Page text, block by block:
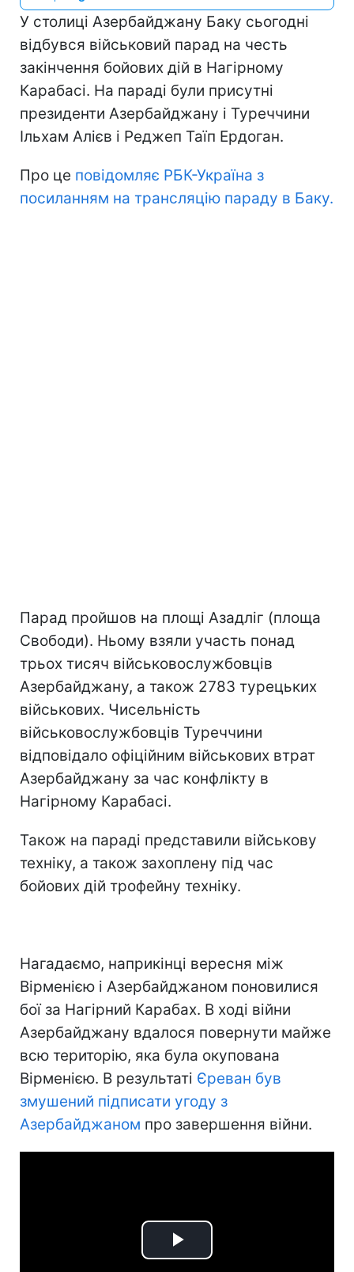
У столиці Азербайджану Баку сьогодні
відбувся військовий парад на честь
закінчення бойових дій в Нагірному
Карабасі. На параді були присутні
президенти Азербайджану і Туреччини
Ільхам Алієв і Реджеп Таїп Ердоган.
Про це повідомляє РБК-Україна з
посиланням на трансляцію параду в Баку.
Парад пройшов на площі Азадліг (площа
Свободи). Ньому взяли участь понад
трьох тисяч військовослужбовців
Азербайджану, а також 2783 турецьких
військових. Чисельність
військовослужбовців Туреччини
відповідало офіційним військових втрат
Азербайджану за час конфлікту в
Нагірному Карабасі.
Також на параді представили військову
техніку, а також захоплену під час
бойових дій трофейну техніку.
Нагадаємо, наприкінці вересня між
Вірменією і Азербайджаном поновилися
бої за Нагірний Карабах. В ході війни
Азербайджану вдалося повернути майже
всю територію, яка була окупована
Вірменією. В результаті Єреван був
змушений підписати угоду з
Азербайджаном про завершення війни.
Play